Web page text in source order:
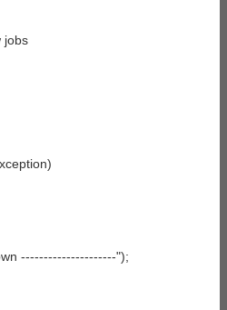
jobs
---------------------");